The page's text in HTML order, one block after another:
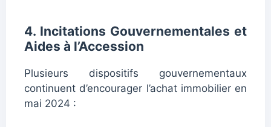
4. Incitations Gouvernementales et
Aides à l’Accession
Plusieurs dispositifs gouvernementaux
continuent d’encourager l’achat immobilier en
mai 2024 :